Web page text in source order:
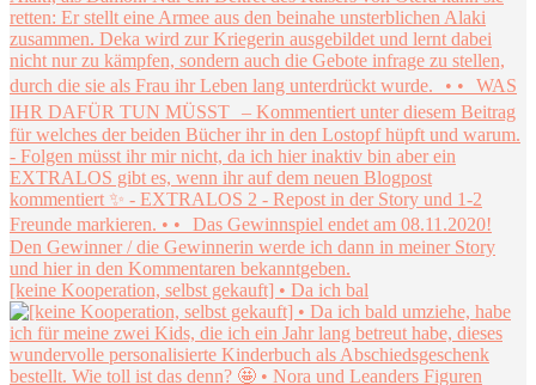
[keine Kooperation, selbst gekauft] • Da ich bal